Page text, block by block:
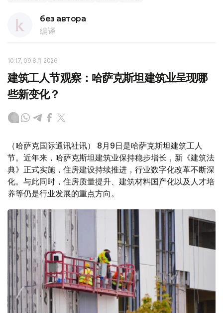
без автора
编译
10:17, 09 8月 2026
建筑工人节观察：哈萨克斯坦建筑业呈现哪
些新变化？
（哈萨克国际通讯社讯） 8月9日是哈萨克斯坦建筑工人
节。近年来，哈萨克斯坦建筑业保持稳步增长，新《建筑法
典》正式实施，住房建设持续推进，行业数字化改革不断深
化。与此同时，住房质量提升、建筑材料国产化以及人才培
养等仍是行业发展的重点方向。